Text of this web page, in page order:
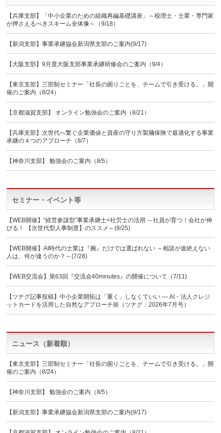
【兵庫支部】「中小企業のための組織再編基礎講座」～税理士・士業・専門家
が押さえるべきスキーム全体像～（9/18）
【新潟支部】事業承継協会新潟県支部のご案内(9/17)
【大阪支部】9月度大阪支部事業承継研修会のご案内（9/4）
【東京支部】三部制セミナー「社長の困りごとを、チームで引き受ける。」開
催のご案内（8/24）
【京都滋賀支部】 オンライン勉強会のご案内（8/21）
【兵庫支部】次世代へ繋ぐ企業価値と資産の守り方製麺保険で最適化する事業
承継の４つのアプローチ（8/7）
【神奈川支部】 勉強会のご案内（8/5）
セミナー・イベント等
【WEB開催】“経営参謀型”事業承継士×社労士の活用 ～社員が育つ！会社が伸
びる！ 【次世代型人事制度】のススメ～(8/25)
【WEB開催】AI時代の士業は『腕』だけでは選ばれない ～相談が途絶えない
人は、何が違うのか？～(7/28)
【WEB交流会】第63回『交流会40minutes』の開催について（7/11)
【ツナグ記事投稿】中小企業開拓は「重く」しなくていい ― AI・法人クレジ
ットカードを活用した自然なアプローチ術（ツナグ：2026年7月号）
ニュース（新着順）
【東京支部】三部制セミナー「社長の困りごとを、チームで引き受ける。」開
催のご案内（8/24）
【神奈川支部】 勉強会のご案内（8/5）
【新潟支部】事業承継協会新潟県支部のご案内(9/17)